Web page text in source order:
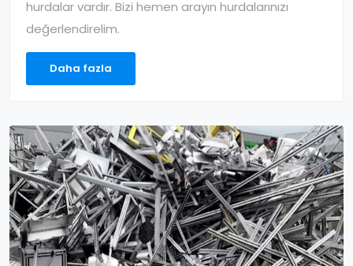
hurdalar vardır. Bizi hemen arayın hurdalarınızı
değerlendirelim.
Daha fazla